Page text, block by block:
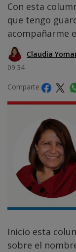
Con esta
que tengo
acompañarme
Claudia
09:34
Comparte
Inicio esta
sobre el